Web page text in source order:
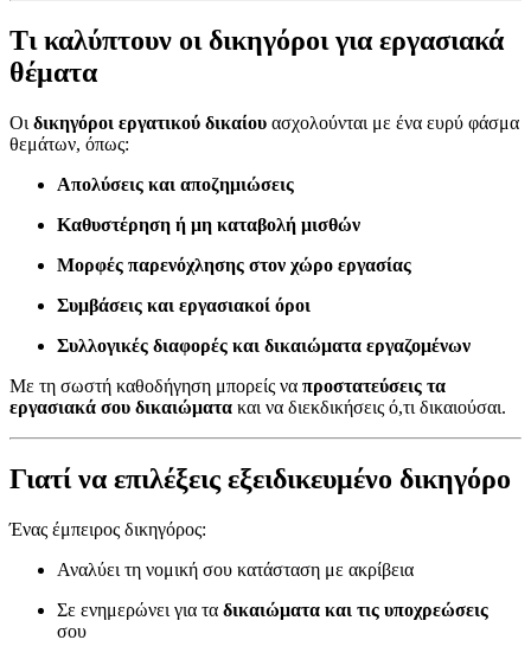
Τι καλύπτουν οι δικηγόροι για εργασιακά
θέματα
Οι δικηγόροι εργατικού δικαίου ασχολούνται με ένα ευρύ φάσμα
θεμάτων, όπως:
Απολύσεις και αποζημιώσεις
Καθυστέρηση ή μη καταβολή μισθών
Μορφές παρενόχλησης στον χώρο εργασίας
Συμβάσεις και εργασιακοί όροι
Συλλογικές διαφορές και δικαιώματα εργαζομένων
Με τη σωστή καθοδήγηση μπορείς να προστατεύσεις τα
εργασιακά σου δικαιώματα και να διεκδικήσεις ό,τι δικαιούσαι.
Γιατί να επιλέξεις εξειδικευμένο δικηγόρο
Ένας έμπειρος δικηγόρος:
Αναλύει τη νομική σου κατάσταση με ακρίβεια
Σε ενημερώνει για τα δικαιώματα και τις υποχρεώσεις
σου